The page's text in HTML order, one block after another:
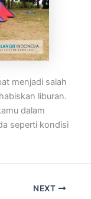
menjadi salah
liburan.
dalam
seperti kondisi
NEXT